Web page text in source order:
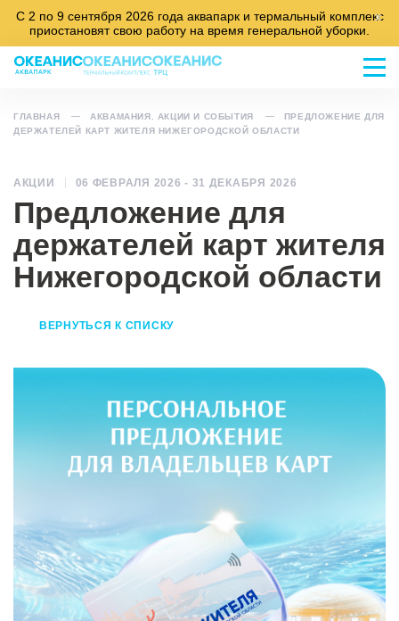
x
С 2 по 9 сентября 2026 года аквапарк и термальный комплекс
приостановят свою работу на время генеральной уборки.
ГЛАВНАЯ АКВАМАНИЯ. АКЦИИ И СОБЫТИЯ
ПРЕДЛОЖЕНИЕ ДЛЯ
ДЕРЖАТЕЛЕЙ КАРТ ЖИТЕЛЯ НИЖЕГОРОДСКОЙ ОБЛАСТИ
АКЦИИ 06 ФЕВРАЛЯ 2026 - 31 ДЕКАБРЯ 2026
Предложение для
держателей карт жителя
Нижегородской области
ВЕРНУТЬСЯ К СПИСКУ